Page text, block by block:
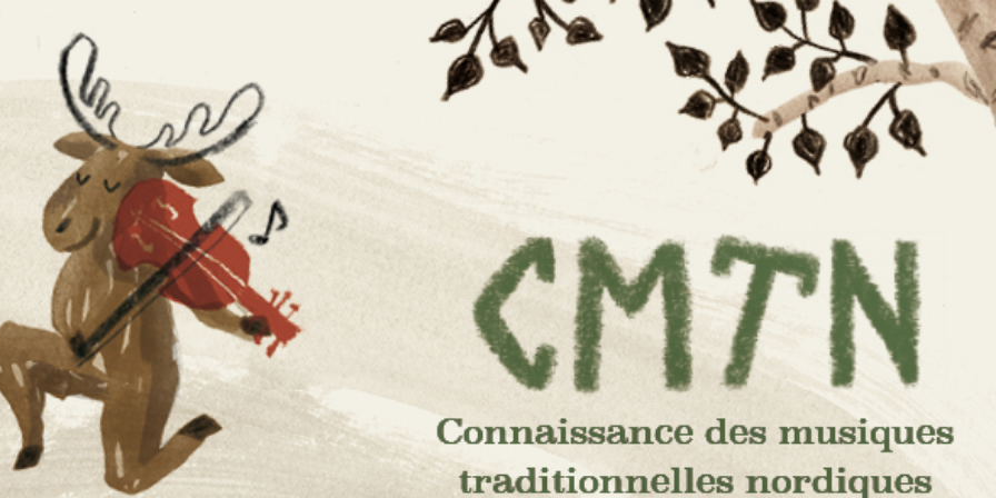
des
et de la culture scandinaves